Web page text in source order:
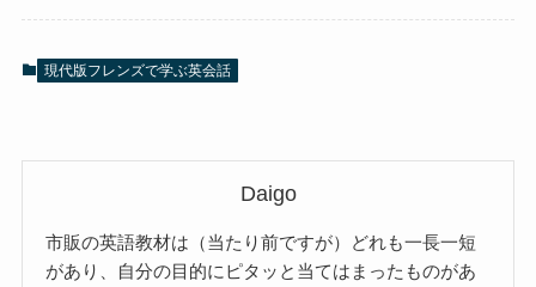
現代版フレンズで学ぶ英会話
Daigo
市販の英語教材は（当たり前ですが）どれも一長一短
があり、自分の目的にピタッと当てはまったものがあ